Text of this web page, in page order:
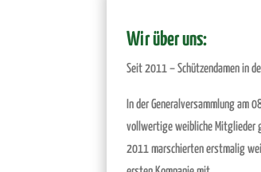
Wir über uns:
Seit 2011 – Schützendamen in
In der Generalversammlung am
vollwertige weibliche Mitglieder
2011 marschierten erstmalig